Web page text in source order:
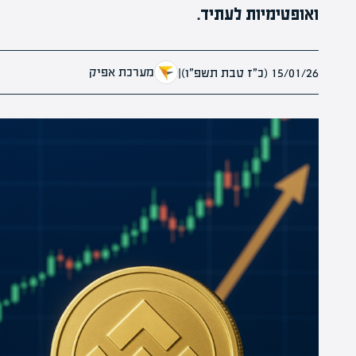
ואופטימיות לעתיד.
15/01/26 (כ״ז טבת תשפ״ו) | מערכת אפיק